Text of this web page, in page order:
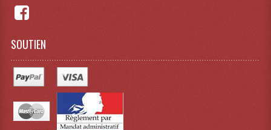
SOUTIEN